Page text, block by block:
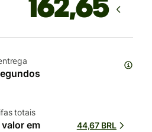
totais
em
44,67 BRL